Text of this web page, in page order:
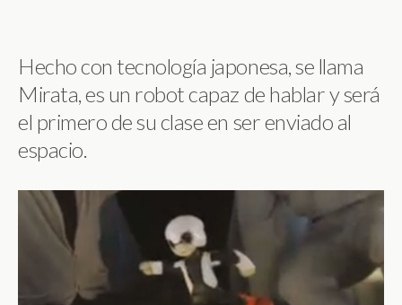
Hecho con tecnología japonesa, se llama
Mirata, es un robot capaz de hablar y será
el primero de su clase en ser enviado al
espacio.